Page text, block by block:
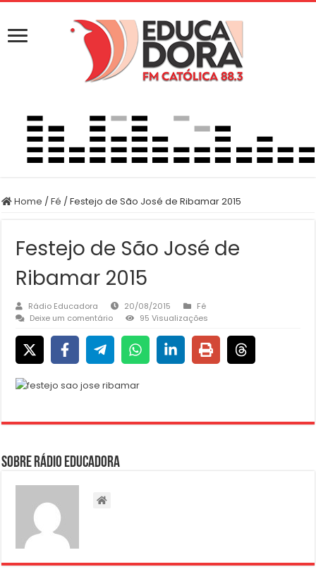
Home /Fé /Festejo de São José de Ribamar 2015
Festejo de São José de
Ribamar 2015
Rádio Educadora 20/08/2015
Fé
Deixe um comentário
95 Visualizações
Sobre Rádio Educadora